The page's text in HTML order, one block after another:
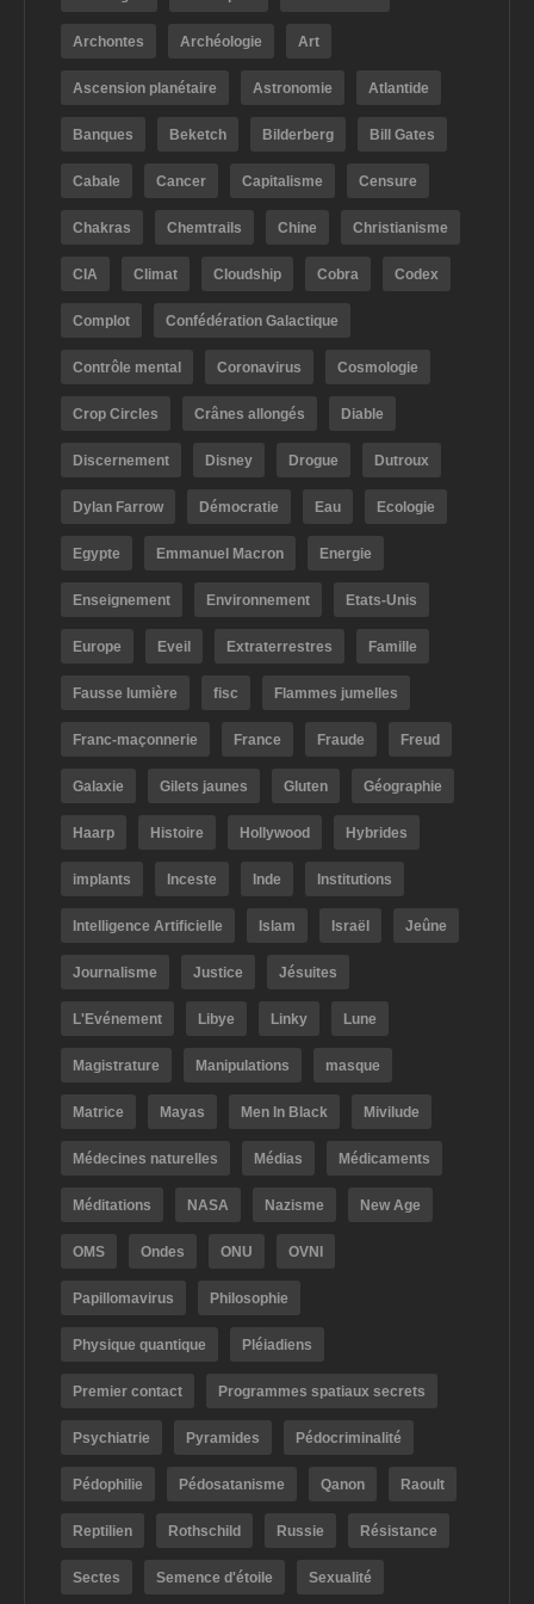
Archontes Archéologie Art
Ascension planétaire Astronomie Atlantide
Banques Beketch Bilderberg Bill Gates
Cabale Cancer Capitalisme Censure
Chakras Chemtrails Chine Christianisme
CIA Climat Cloudship Cobra Codex
Complot Confédération Galactique
Contrôle mental Coronavirus Cosmologie
Crop Circles Crânes allongés Diable
Discernement Disney Drogue Dutroux
Dylan Farrow Démocratie Eau Ecologie
Egypte Emmanuel Macron Energie
Enseignement Environnement Etats-Unis
Europe Eveil Extraterrestres Famille
Fausse lumière fisc Flammes jumelles
Franc-maçonnerie France Fraude Freud
Galaxie Gilets jaunes Gluten Géographie
Haarp Histoire Hollywood Hybrides
implants Inceste Inde Institutions
Intelligence Artificielle Islam Israël Jeûne
Journalisme Justice Jésuites
L'Evénement Libye Linky Lune
Magistrature Manipulations masque
Matrice Mayas Men In Black Mivilude
Médecines naturelles Médias Médicaments
Méditations NASA Nazisme New Age
OMS Ondes ONU OVNI
Papillomavirus Philosophie
Physique quantique Pléiadiens
Premier contact Programmes spatiaux secrets
Psychiatrie Pyramides Pédocriminalité
Pédophilie Pédosatanisme Qanon Raoult
Reptilien Rothschild Russie Résistance
Sectes Semence d'étoile Sexualité